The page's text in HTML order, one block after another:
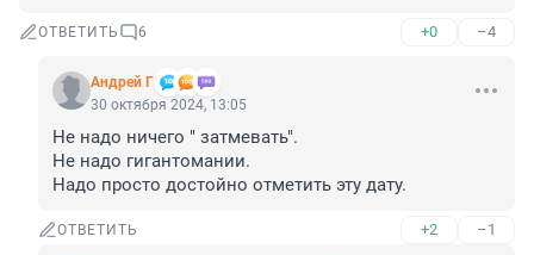
ОТВЕТИТЬ 6 +0 –4
Андрей Г
30 октября 2024, 13:05
Не надо ничего " затмевать".
Не надо гигантомании.
Надо просто достойно отметить эту дату.
ОТВЕТИТЬ +2 –1